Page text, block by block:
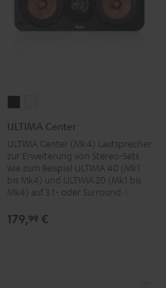
ULTIMA Center
ULTIMA Center (Mk4) Lautsprecher
zur Erweiterung von Stereo-Sets
wie zum Beispiel ULTIMA 40 (Mk1
bis Mk4) und ULTIMA 20 (Mk1 bis
Mk4) auf 3.1- oder Surround-Sets
179,99 €